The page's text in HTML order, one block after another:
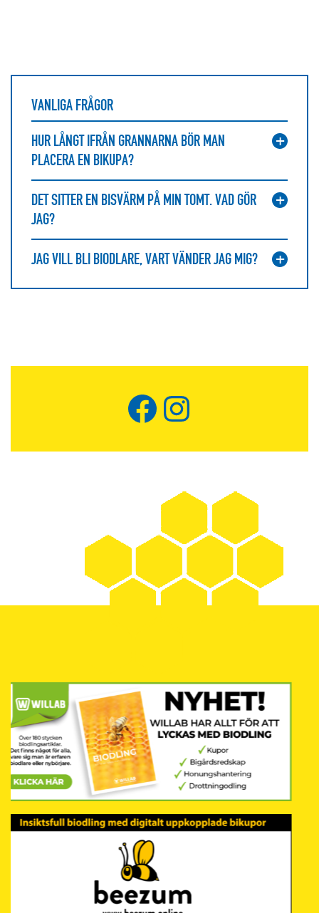
VANLIGA FRÅGOR
HUR LÅNGT IFRÅN GRANNARNA BÖR MAN
PLACERA EN BIKUPA?
DET SITTER EN BISVÄRM PÅ MIN TOMT. VAD GÖR
JAG?
JAG VILL BLI BIODLARE, VART VÄNDER JAG MIG?
Facebook
Instagram